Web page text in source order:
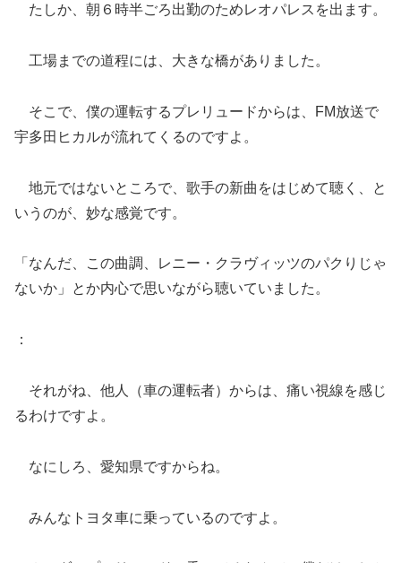
たしか、朝６時半ごろ出勤のためレオパレスを出ます。
工場までの道程には、大きな橋がありました。
そこで、僕の運転するプレリュードからは、FM放送で
宇多田ヒカルが流れてくるのですよ。
地元ではないところで、歌手の新曲をはじめて聴く、と
いうのが、妙な感覚です。
「なんだ、この曲調、レニー・クラヴィッツのパクりじゃ
ないか」とか内心で思いながら聴いていました。
：
それがね、他人（車の運転者）からは、痛い視線を感じ
るわけですよ。
なにしろ、愛知県ですからね。
みんなトヨタ車に乗っているのですよ。